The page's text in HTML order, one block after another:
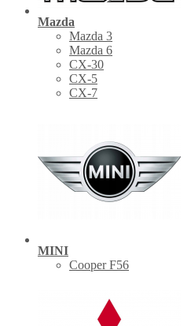
Mazda
Mazda 3
Mazda 6
CX-30
СХ-5
CX-7
MINI
Cooper F56